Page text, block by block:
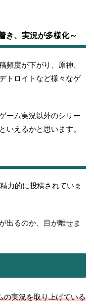
き、実況が多様化～
頻度が下がり、原神、
トロイトなど様々なゲ
ーム実況以外のシリー
といえるかと思います。
力的に投稿されていま
出るのか、目が離せま
の実況を取り上げている